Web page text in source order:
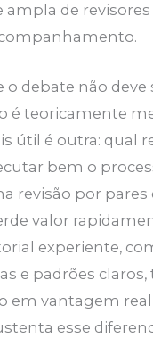
ampla de
o debate não deve
é teoricamente
útil é outra: qual
bem o
revisão por
valor
experiente,
e padrões
em vantagem real
esse